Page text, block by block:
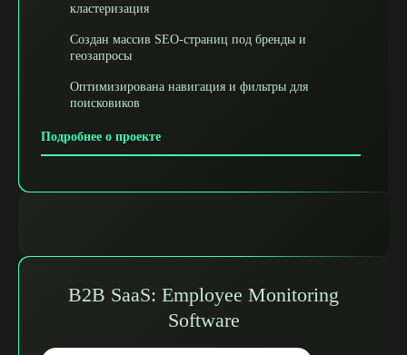
кластеризация
Создан массив SEO-страниц под бренды и
геозапросы
Оптимизирована навигация и фильтры для
поисковиков
Подробнее о проекте
B2B SaaS: Employee Monitoring
Software